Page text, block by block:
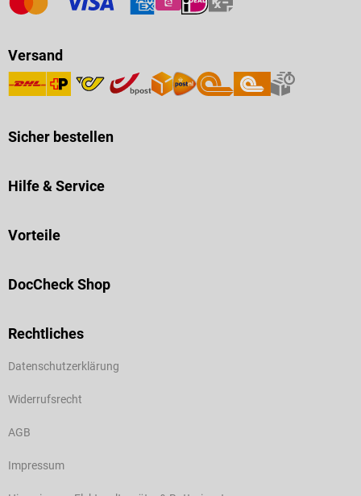
Versand
Sicher bestellen
Hilfe & Service
Vorteile
DocCheck Shop
Rechtliches
Datenschutzerklärung
Widerrufsrecht
AGB
Impressum